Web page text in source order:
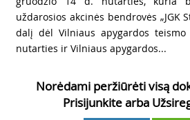
uždarosios akcinės bendrovės „JGK
dalį dėl Vilniaus apygardos
nutarties ir Vilniaus apygardos...
Norėdami peržiūrėti visą
Prisijunkite arba